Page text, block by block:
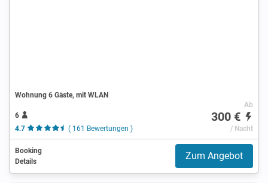
Wohnung 6 Gäste, mit WLAN
6
4.7
( 161 Bewertungen )
Ab
300 €
/ Nacht
Booking
Details
Zum Angebot